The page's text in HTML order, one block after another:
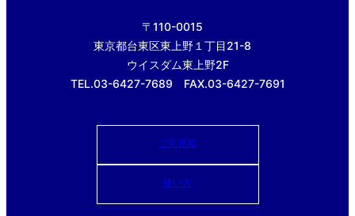
〒110-0015
東京都台東区東上野１丁目21-8
ウイスダム東上野2F
TEL.03-6427-7689 FAX.03-6427-7691
ご意見箱
使い方